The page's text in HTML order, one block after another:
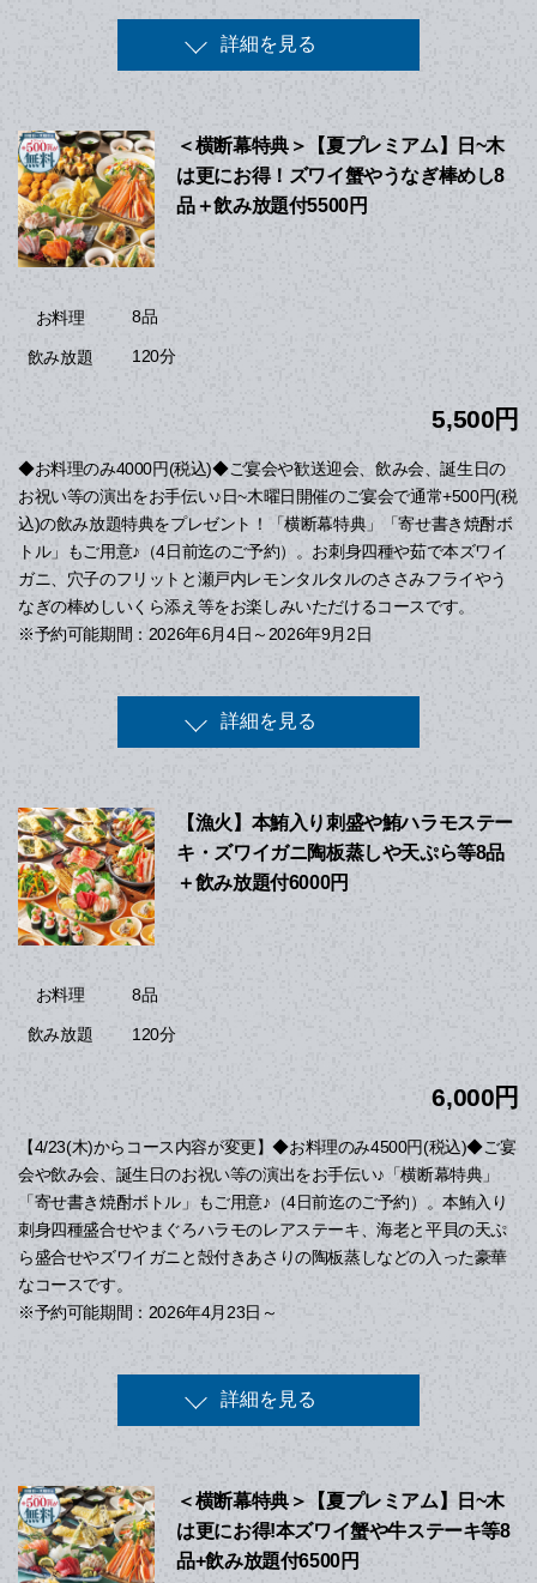
詳細を見る
＜横断幕特典＞【夏プレミアム】日~木
は更にお得！ズワイ蟹やうなぎ棒めし8
品＋飲み放題付5500円
お料理 8品
飲み放題 120分
5,500円
◆お料理のみ4000円(税込)◆ご宴会や歓送迎会、飲み会、誕生日の
お祝い等の演出をお手伝い♪日~木曜日開催のご宴会で通常+500円(税
込)の飲み放題特典をプレゼント！「横断幕特典」「寄せ書き焼酎ボ
トル」もご用意♪（4日前迄のご予約）。お刺身四種や茹で本ズワイ
ガニ、穴子のフリットと瀬戸内レモンタルタルのささみフライやう
なぎの棒めしいくら添え等をお楽しみいただけるコースです。
※予約可能期間：2026年6月4日～2026年9月2日
詳細を見る
【漁火】本鮪入り刺盛や鮪ハラモステー
キ・ズワイガニ陶板蒸しや天ぷら等8品
＋飲み放題付6000円
お料理 8品
飲み放題 120分
6,000円
【4/23(木)からコース内容が変更】◆お料理のみ4500円(税込)◆ご宴
会や飲み会、誕生日のお祝い等の演出をお手伝い♪「横断幕特典」
「寄せ書き焼酎ボトル」もご用意♪（4日前迄のご予約）。本鮪入り
刺身四種盛合せやまぐろハラモのレアステーキ、海老と平貝の天ぷ
ら盛合せやズワイガニと殻付きあさりの陶板蒸しなどの入った豪華
なコースです。
※予約可能期間：2026年4月23日～
詳細を見る
＜横断幕特典＞【夏プレミアム】日~木
は更にお得!本ズワイ蟹や牛ステーキ等8
品+飲み放題付6500円